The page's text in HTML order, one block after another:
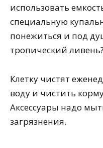
использовать
специальную
понежиться и под
тропический ливень?
Клетку чистят
воду и чистить
Аксессуары надо
загрязнения.